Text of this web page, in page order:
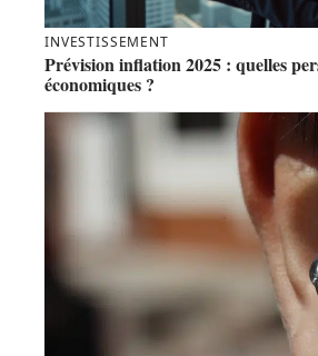
INVESTISSEMENT
Prévision inflation 2025 : quelles
économiques ?